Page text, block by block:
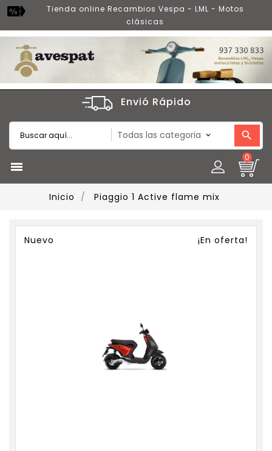
Tienda online Recambios Vespa - LML - Motos
clásicas
Envió Rápido

0
Inicio Piaggio 1 Active flame mix
¡En oferta!
Nuevo